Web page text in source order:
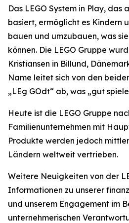
Das LEGO System in Play, das
basiert, ermöglicht es Kindern
bauen und umzubauen, was
können. Die LEGO Gruppe
Kristiansen in Billund,
Name leitet sich von den
„LEg GOdt“ ab, was „gut
Heute ist die LEGO Gruppe
Familienunternehmen mit
Produkte werden jedoch
Ländern weltweit vertrieben.
Weitere Neuigkeiten von der
Informationen zu unserer
und unserem Engagement im
unternehmerischen